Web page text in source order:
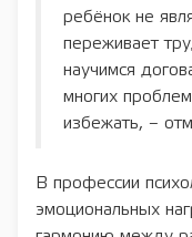
ребёнок не
переживает
научимся
многих
избежать, –
В профессии
эмоциональных